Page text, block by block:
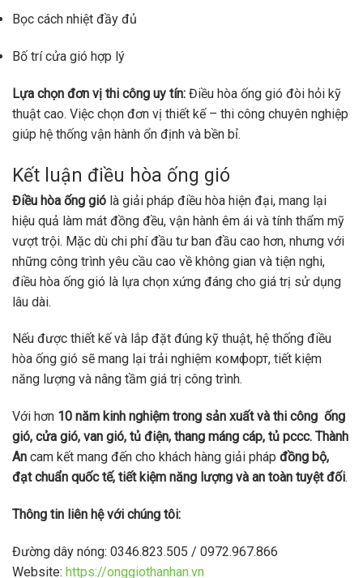
Bọc cách nhiệt đầy đủ
Bố trí cửa gió hợp lý
Lựa chọn đơn vị thi công uy tín: Điều hòa ống gió đòi hỏi kỹ
thuật cao. Việc chọn đơn vị thiết kế – thi công chuyên nghiệp
giúp hệ thống vận hành ổn định và bền bỉ.
Kết luận điều hòa ống gió
Điều hòa ống gió là giải pháp điều hòa hiện đại, mang lại
hiệu quả làm mát đồng đều, vận hành êm ái và tính thẩm mỹ
vượt trội. Mặc dù chi phí đầu tư ban đầu cao hơn, nhưng với
những công trình yêu cầu cao về không gian và tiện nghi,
điều hòa ống gió là lựa chọn xứng đáng cho giá trị sử dụng
lâu dài.
Nếu được thiết kế và lắp đặt đúng kỹ thuật, hệ thống điều
hòa ống gió sẽ mang lại trải nghiệm комфорт, tiết kiệm
năng lượng và nâng tầm giá trị công trình.
Với hơn 10 năm kinh nghiệm trong sản xuất và thi công ống
gió, cửa gió, van gió, tủ điện, thang máng cáp, tủ pccc. Thành
An cam kết mang đến cho khách hàng giải pháp đồng bộ,
đạt chuẩn quốc tế, tiết kiệm năng lượng và an toàn tuyệt đối.
Thông tin liên hệ với chúng tôi:
Đường dây nóng: 0346.823.505 / 0972.967.866
Website: https://onggiothanhan.vn